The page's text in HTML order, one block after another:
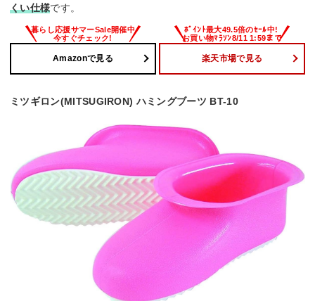
くい仕様です。
Amazonで見る 楽天市場で見る
ミツギロン(MITSUGIRON) ハミングブーツ BT-10